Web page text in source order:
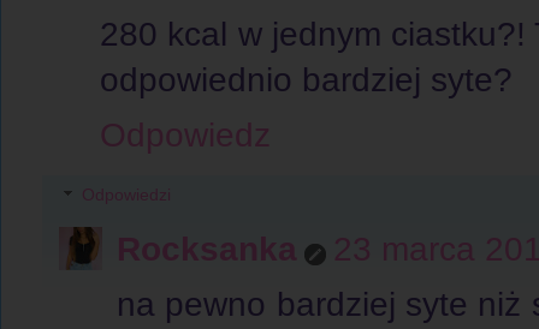
280 kcal w jednym
odpowiednio bardziej syte?
Odpowiedz
Odpowiedzi
Rocksanka
23 marca
na pewno bardziej syte